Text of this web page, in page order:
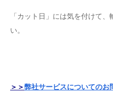
「カット日」には気を付けて
い。
＞＞弊社サービスについてのお